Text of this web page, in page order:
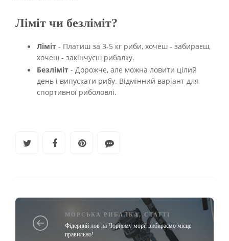
Ліміт чи безліміт?
Ліміт - Платиш за 3-5 кг риби, хочеш - забираєш,
хочеш - закінчуєш рибалку.
Безліміт - Дорожче, але можна ловити цілий
день і випускати рибу. Відмінний варіант для
спортивної риболовлі.
МОРСЬКА РИБАЛКА, СТАТТІ
Фідерний лов на Чорному морі: вибираємо місце
правильно!